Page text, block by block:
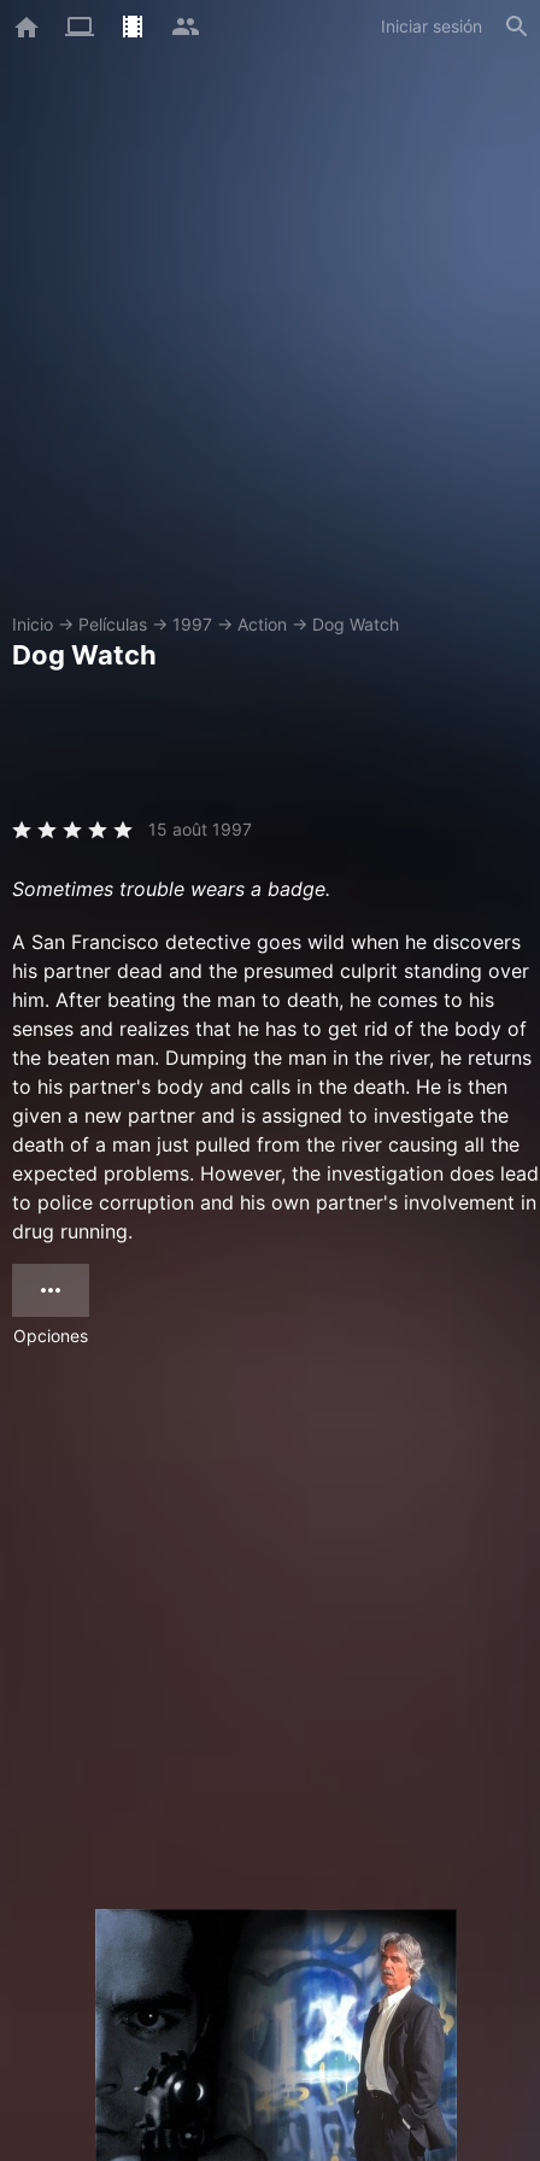
Iniciar sesión
Inicio → Películas → 1997 → Action → Dog Watch
Dog Watch
15 août 1997
Sometimes trouble wears a badge.
A San Francisco detective goes wild when he discovers
his partner dead and the presumed culprit standing over
him. After beating the man to death, he comes to his
senses and realizes that he has to get rid of the body of
the beaten man. Dumping the man in the river, he returns
to his partner's body and calls in the death. He is then
given a new partner and is assigned to investigate the
death of a man just pulled from the river causing all the
expected problems. However, the investigation does lead
to police corruption and his own partner's involvement in
drug running.
Opciones